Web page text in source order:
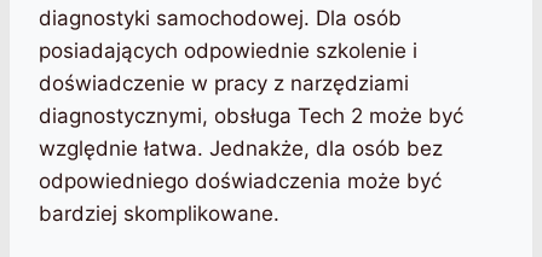
diagnostyki samochodowej. Dla osób
posiadających odpowiednie szkolenie i
doświadczenie w pracy z narzędziami
diagnostycznymi, obsługa Tech 2 może być
względnie łatwa. Jednakże, dla osób bez
odpowiedniego doświadczenia może być
bardziej skomplikowane.